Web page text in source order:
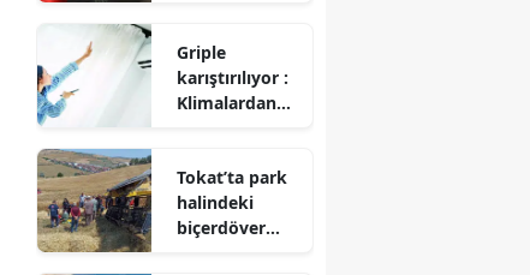
Griple
karıştırılıyor :
Klimalardan
tehlike
Tokat’ta park
halindeki
biçerdöver